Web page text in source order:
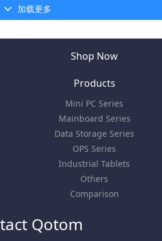
加载更多
Shop Now
Products
Mini PC Series
Mainboard Series
Data Storage Series
OPS Series
Industrial Tablets
Others
Comparison
Qotom